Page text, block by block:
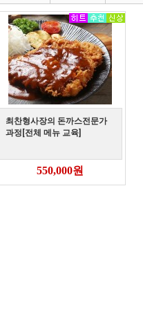
최찬형사장의 돈까스전문가
과정[전체 메뉴 교육]
550,000원